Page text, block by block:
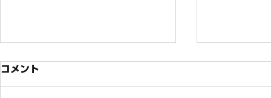
コメント